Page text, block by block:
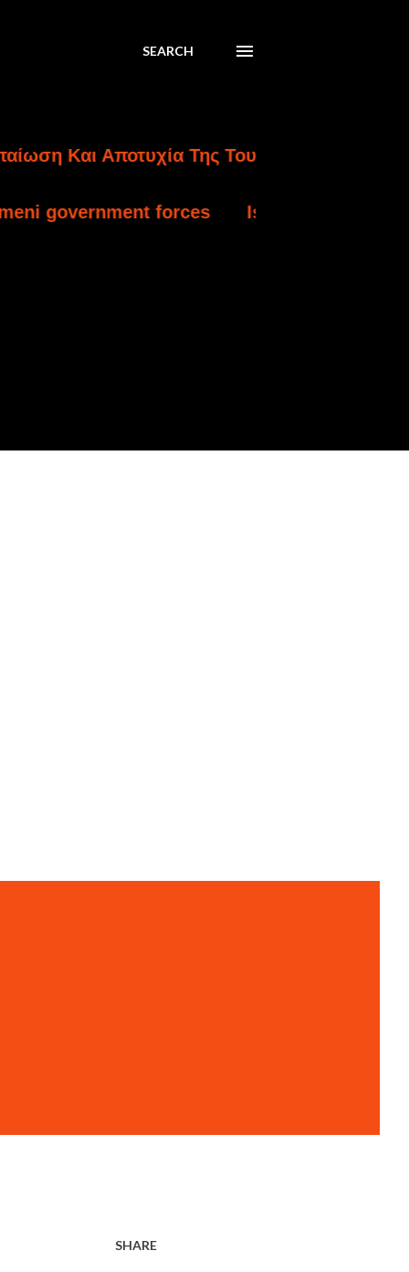
SEARCH
Αποτυχία Της Τουρκικής Εισβολής Στην
forces Israel charges settler over
SHARE